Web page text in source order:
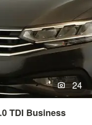
24
TDI Business